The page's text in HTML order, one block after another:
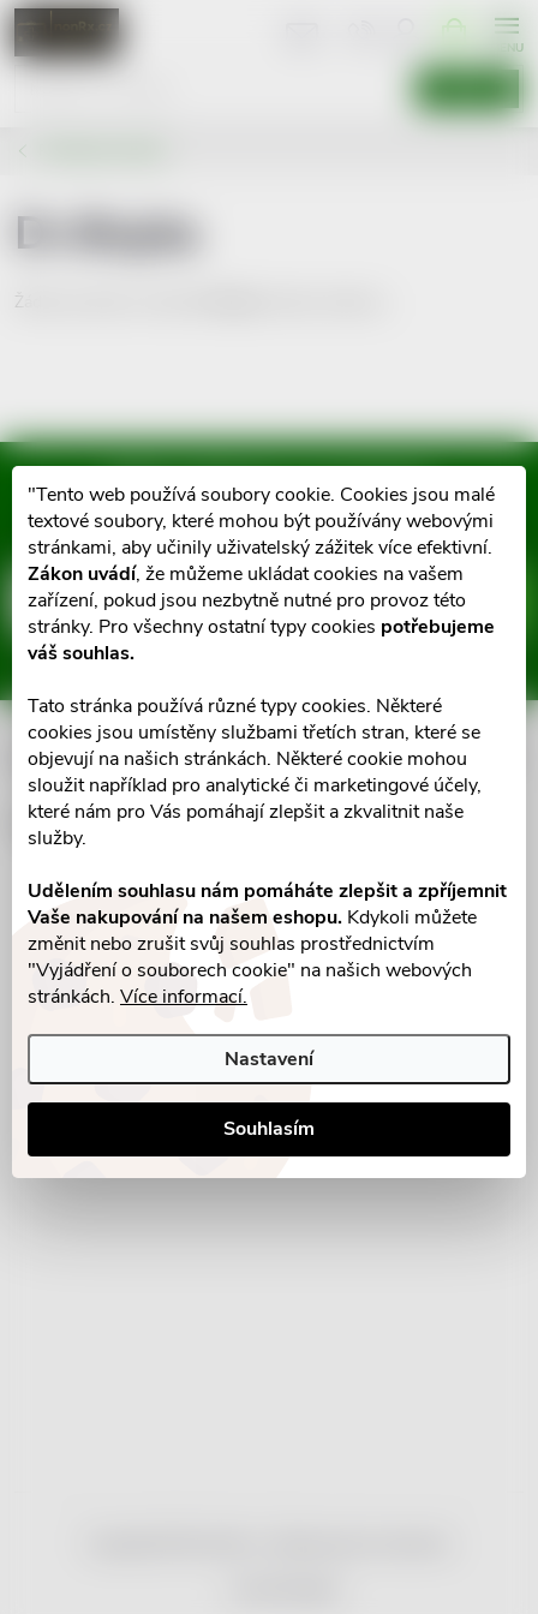
"Tento web používá soubory cookie. Cookies jsou malé
textové soubory, které mohou být používány webovými
stránkami, aby učinily uživatelský zážitek více efektivní.
Zákon uvádí, že můžeme ukládat cookies na vašem
zařízení, pokud jsou nezbytně nutné pro provoz této
stránky. Pro všechny ostatní typy cookies potřebujeme
váš souhlas.
Tato stránka používá různé typy cookies. Některé
cookies jsou umístěny službami třetích stran, které se
objevují na našich stránkách. Některé cookie mohou
sloužit například pro analytické či marketingové účely,
které nám pro Vás pomáhají zlepšit a zkvalitnit naše
služby.
Udělením souhlasu nám pomáháte zlepšit a zpříjemnit
Vaše nakupování na našem eshopu. Kdykoli můžete
změnit nebo zrušit svůj souhlas prostřednictvím
"Vyjádření o souborech cookie" na našich webových
stránkách. Více informací.
Nastavení
Souhlasím
Přejít
obsah
NÁKUPNÍ
Dr.Bojda
Žádné produkty značky
Z
p
a
Mějte přehled o novinkách
a slevách
E-mail
Vložením e-mailu souhlasíte s
ODEBÍRAT
Informace pro vás
Facebook